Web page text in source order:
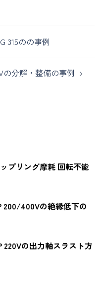
315のの事例
の分解・整備の事例
プリング摩耗 回転不能
200/400Vの絶縁低下の
220Vの出力軸スラスト方